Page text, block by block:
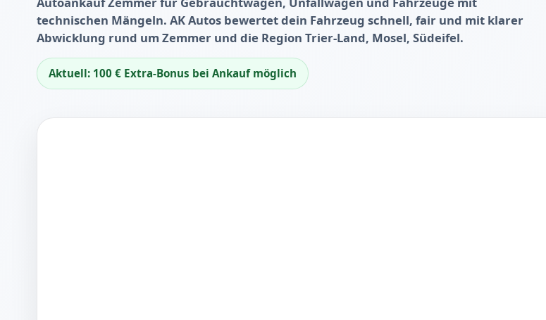
technischen Mängeln. AK Autos bewertet dein Fahrzeug schnell, fair und mit klarer
Abwicklung rund um Zemmer und die Region Trier-Land, Mosel, Südeifel.
Aktuell: 100 € Extra-Bonus bei Ankauf möglich